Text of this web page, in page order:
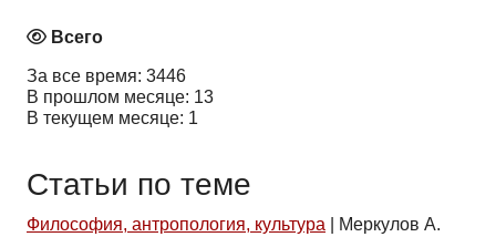
Всего
За все время: 3446
В прошлом месяце: 13
В текущем месяце: 1
Статьи по теме
Философия, антропология, культура
Меркулов А.